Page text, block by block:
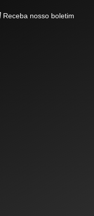
Receba nosso boletim